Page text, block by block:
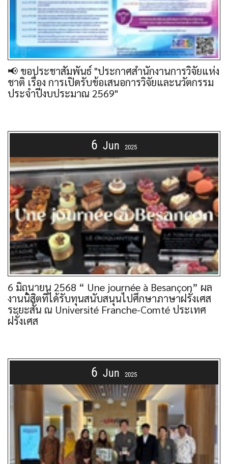
📢 ขอประชาสัมพันธ์ "ประกาศสำนักงานการวิจัยแห่ง
ชาติ เรื่อง การเปิดรับข้อเสนอการวิจัยและนวัตกรรม
ประจำปีงบประมาณ 2569"
6 Jun 2025
6 มิถุนายน 2568 “ Une journée à Besançon” ผล
งานนิสิตที่ได้รับทุนสนับสนุนไปศึกษาภาษาฝรั่งเศส
ระยะสั้น ณ Université Franche-Comté ประเทศ
ฝรั่งเศส
6 Jun 2025